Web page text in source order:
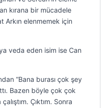
kırana bir mücadele
Arkın elenmemek için
veda eden isim ise Can
“Bana burası çok şey
Bazen böyle çok çok
Çıktım. Sonra